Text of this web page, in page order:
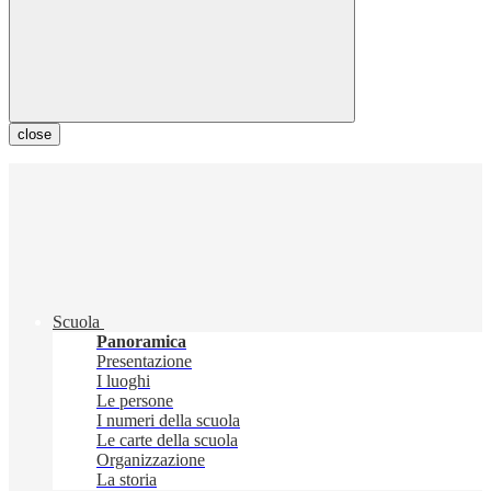
close
Scuola
Panoramica
Presentazione
I luoghi
Le persone
I numeri della scuola
Le carte della scuola
Organizzazione
La storia